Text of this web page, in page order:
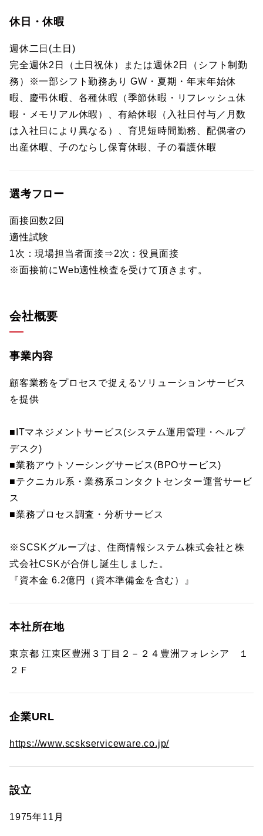
休日・休暇
週休二日(土日)
完全週休2日（土日祝休）または週休2日（シフト制勤
務）※一部シフト勤務あり GW・夏期・年末年始休
暇、慶弔休暇、各種休暇（季節休暇・リフレッシュ休
暇・メモリアル休暇）、有給休暇（入社日付与／月数
は入社日により異なる）、育児短時間勤務、配偶者の
出産休暇、子のならし保育休暇、子の看護休暇
選考フロー
面接回数2回
適性試験
1次：現場担当者面接⇒2次：役員面接
※面接前にWeb適性検査を受けて頂きます。
会社概要
事業内容
顧客業務をプロセスで捉えるソリューションサービス
を提供
■ITマネジメントサービス(システム運用管理・ヘルプ
デスク)
■業務アウトソーシングサービス(BPOサービス)
■テクニカル系・業務系コンタクトセンター運営サービ
ス
■業務プロセス調査・分析サービス
※SCSKグループは、住商情報システム株式会社と株
式会社CSKが合併し誕生しました。
『資本金 6.2億円（資本準備金を含む）』
本社所在地
東京都 江東区豊洲３丁目２－２４豊洲フォレシア １
２Ｆ
企業URL
https://www.scskserviceware.co.jp/
設立
1975年11月